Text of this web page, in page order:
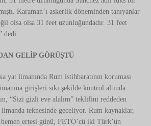
Karaman’ı askerlik döneminden tanıyanlar
olsa olsa 31 feet uzunluğundadır. 31 feet
dedi.
GELİP GÖRÜŞTÜ
yat limanında Rum istihbaratının koruması
girişleri sıkı şekilde kontrol altında
“Sizi gizli eve alalım” teklifini reddeden
teknesinde geceliyor. Rum kaynaklar,
ertesi günü, FETÖ’cü iki Türk’ün